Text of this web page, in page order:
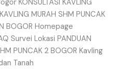
KONSULTASI KAVLING
MURAH SHM PUNCAK
BOGOR Homepage
Survei Lokasi PANDUAN
PUNCAK 2 BOGOR Kavling
Tanah